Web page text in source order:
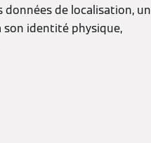
de localisation, un
son identité physique,